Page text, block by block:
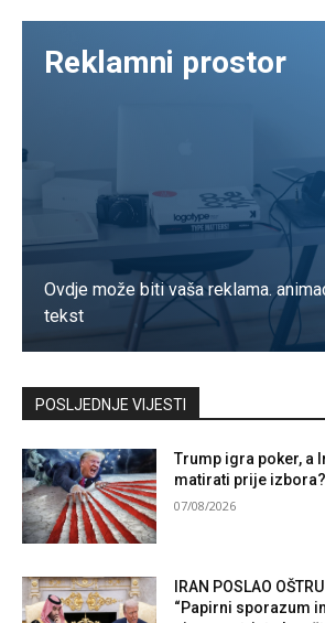
Reklamni prostor
Ovdje može biti vaša reklama.
tekst
Kontaktirajte nas
POSLJEDNJE VIJESTI
Trump igra poker, a
matirati prije izbora?
07/08/2026
IRAN POSLAO
“Papirni sporazum